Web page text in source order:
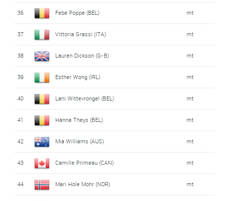
36 Febe Poppe (BEL) mt
37 Vittoria Grassi (ITA) mt
38 Lauren Dickson (G-B) mt
39 Esther Wong (IRL) mt
40 Lani Wittevrongel (BEL) mt
41 Hanna Theys (BEL) mt
42 Mia Williams (AUS) mt
43 Camille Primeau (CAN) mt
44 Mari Hole Mohr (NOR) mt